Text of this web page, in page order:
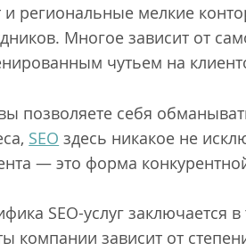
и региональные мелкие
Многое зависит от
чутьем на
позволяете себя
SEO здесь никакое не
— это форма
SEO-услуг заключается
компании зависит от